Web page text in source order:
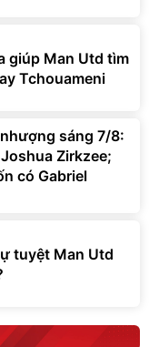
giúp Man Utd tìm
Tchouameni
sáng 7/8:
Zirkzee;
có Gabriel
tuyệt Man Utd